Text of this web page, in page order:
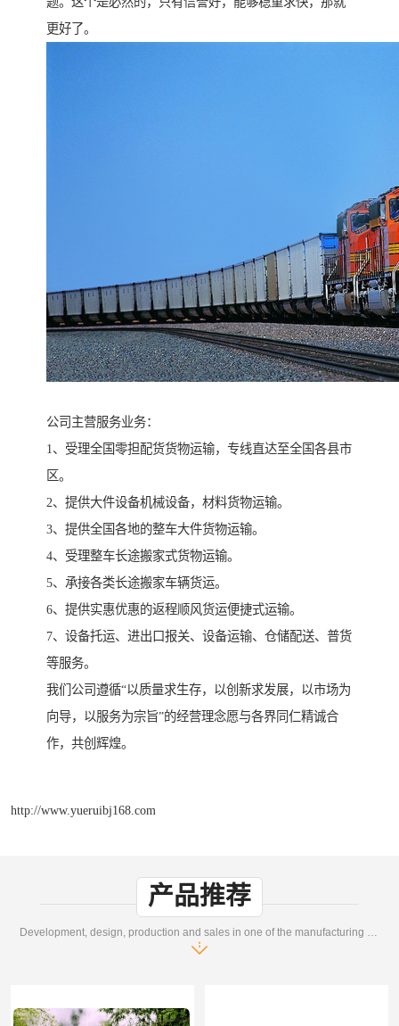
更好了。
公司主营服务业务：
1、受理全国零担配货货物运输，专线直达至全国各县市
区。
2、提供大件设备机械设备，材料货物运输。
3、提供全国各地的整车大件货物运输。
4、受理整车长途搬家式货物运输。
5、承接各类长途搬家车辆货运。
6、提供实惠优惠的返程顺风货运便捷式运输。
7、设备托运、进出口报关、设备运输、仓储配送、普货
等服务。
我们公司遵循“以质量求生存，以创新求发展，以市场为
向导，以服务为宗旨”的经营理念愿与各界同仁精诚合
作，共创辉煌。
http://www.yueruibj168.com
产品推荐